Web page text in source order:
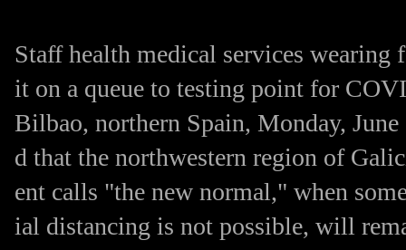
Staff health medical services wearing
it on a queue to testing point for
Bilbao, northern Spain, Monday,
d that the northwestern region of
ent calls "the new normal," when
ial distancing is not possible, will